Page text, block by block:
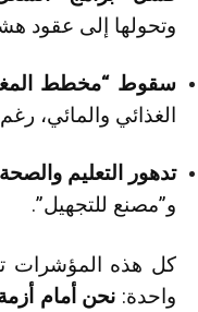
وتحولها إلى عقود
سقوط “مخطط
الغذائي والمائي،
تدهور التعليم والصحة
و”مصنع للتجهيل”.
كل هذه المؤشرات
واحدة: نحن أمام